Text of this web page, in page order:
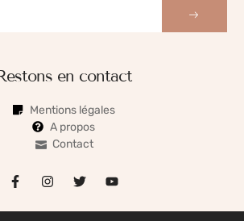
en contact
Mentions légales
A propos
Contact